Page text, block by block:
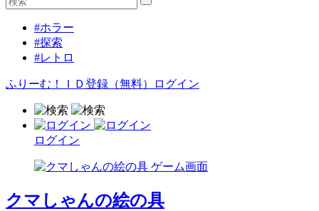
#ホラー
#探索
#レトロ
ふりーむ！ＩＤ登録（無料） ログイン
ログイン
クマしゃんの絵の具